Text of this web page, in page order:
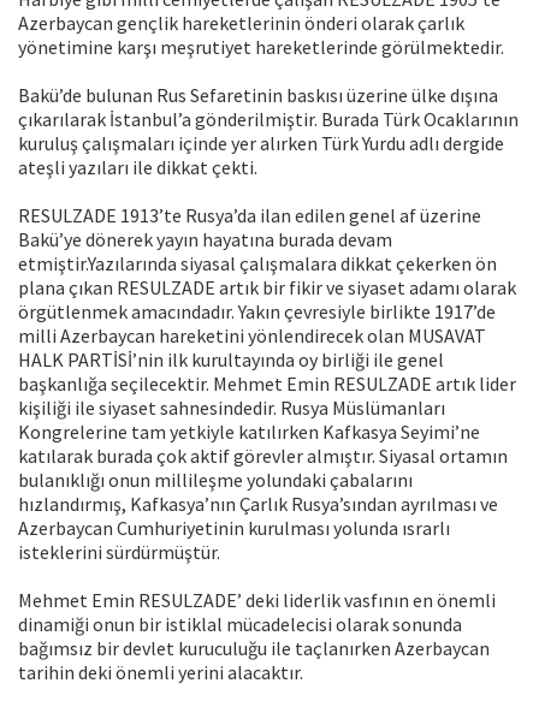
Azerbaycan gençlik hareketlerinin önderi olarak çarlık
yönetimine karşı meşrutiyet hareketlerinde görülmektedir.
Bakü’de bulunan Rus Sefaretinin baskısı üzerine ülke dışına
çıkarılarak İstanbul’a gönderilmiştir. Burada Türk Ocaklarının
kuruluş çalışmaları içinde yer alırken Türk Yurdu adlı dergide
ateşli yazıları ile dikkat çekti.
RESULZADE 1913’te Rusya’da ilan edilen genel af üzerine
Bakü’ye dönerek yayın hayatına burada devam
etmiştir.Yazılarında siyasal çalışmalara dikkat çekerken ön
plana çıkan RESULZADE artık bir fikir ve siyaset adamı olarak
örgütlenmek amacındadır. Yakın çevresiyle birlikte 1917’de
milli Azerbaycan hareketini yönlendirecek olan MUSAVAT
HALK PARTİSİ’nin ilk kurultayında oy birliği ile genel
başkanlığa seçilecektir. Mehmet Emin RESULZADE artık lider
kişiliği ile siyaset sahnesindedir. Rusya Müslümanları
Kongrelerine tam yetkiyle katılırken Kafkasya Seyimi’ne
katılarak burada çok aktif görevler almıştır. Siyasal ortamın
bulanıklığı onun millileşme yolundaki çabalarını
hızlandırmış, Kafkasya’nın Çarlık Rusya’sından ayrılması ve
Azerbaycan Cumhuriyetinin kurulması yolunda ısrarlı
isteklerini sürdürmüştür.
Mehmet Emin RESULZADE’ deki liderlik vasfının en önemli
dinamiği onun bir istiklal mücadelecisi olarak sonunda
bağımsız bir devlet kuruculuğu ile taçlanırken Azerbaycan
tarihin deki önemli yerini alacaktır.